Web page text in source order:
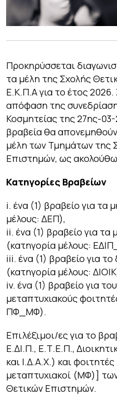
Προκηρύσσεται
τα μέλη της Σχολής
Ε.Κ.Π.Α για το έτος
απόφαση της
Κοσμητείας της 27ης-
βραβεία θα
μέλη των Τμημάτων της
Επιστημών, ως
Κατηγορίες Βραβείων
i. ένα (1) βραβείο για τα
μέλους: ΔΕΠ),
ii. ένα (1) βραβείο για τα
(κατηγορία μέλους:
iii. ένα (1) βραβείο για
(κατηγορία μέλους:
iv. ένα (1) βραβείο για
μεταπτυχιακούς
ΠΦ_ΜΦ).
Επιλέξιμοι/ες για το
Ε.ΔΙ.Π., Ε.Τ.Ε.Π.,
και Ι.Δ.Α.Χ.) και
μεταπτυχιακοί (ΜΦ)]
Θετικών Επιστημών.